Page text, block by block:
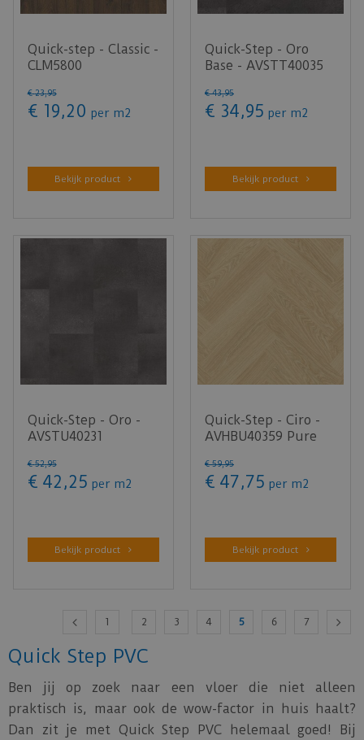
Quick-step - Classic -
CLM5800
(Laminaat)
€ 23,95
€ 19,20 per m2
Bekijk product
Quick-Step - Oro
Base - AVSTT40035
PVC)
€ 43,95
€ 34,95 per m2
Bekijk product
Quick-Step - Oro -
AVSTU40231
(Klik PVC)
€ 52,95
€ 42 ,25 per m2
Bekijk product
Quick-Step - Ciro -
AVHBU40359 Pure
€ 59,95
€ 47,75 per m2
Bekijk product
1 2 3 4 5 6 7
Quick Step PVC
Ben jij op zoek naar een vloer die niet alleen
praktisch is, maar ook de wow-factor in huis haalt?
Dan zit je met Quick Step PVC helemaal goed! Bij